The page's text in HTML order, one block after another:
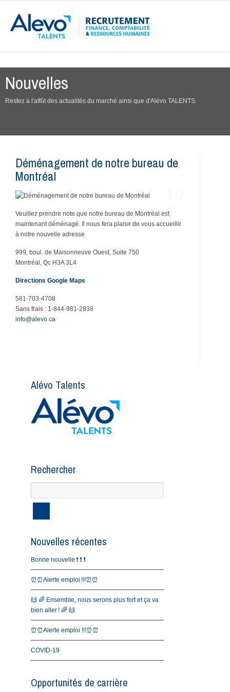
Nouvelles
Restez à l'affût des actualités du marché ainsi que d'Alévo TALENTS.
Déménagement de notre bureau de
Montréal
Veuillez prendre note que notre bureau de Montréal est
maintenant déménagé. Il nous fera plaisir de vous accueillir
à notre nouvelle adresse.
999, boul. de Maisonneuve Ouest, Suite 750
Montréal, Qc H3A 3L4
Directions Google Maps
581-703-4708
Sans frais : 1-844-981-2838
info@alevo.ca
Alévo Talents
Rechercher
Nouvelles récentes
Bonne nouvelle ❗️ ❗️ ❗️
⏰⏰Alerte emploi !!!⏰⏰
🙌 🌈 Ensemble, nous serons plus fort et ça va
bien aller ! 🌈 🙌
⏰⏰Alerte emploi !!!⏰⏰
COVID-19
Opportunités de carrière